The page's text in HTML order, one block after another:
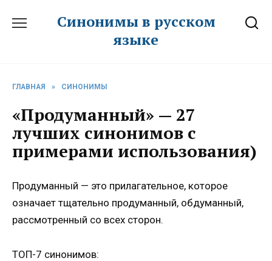
Синонимы в русском
языке
ГЛАВНАЯ » СИНОНИМЫ
«Продуманный» — 27
лучших синонимов с
примерами использования)
Продуманный — это прилагательное, которое
означает тщательно продуманный, обдуманный,
рассмотренный со всех сторон.
ТОП-7 синонимов: